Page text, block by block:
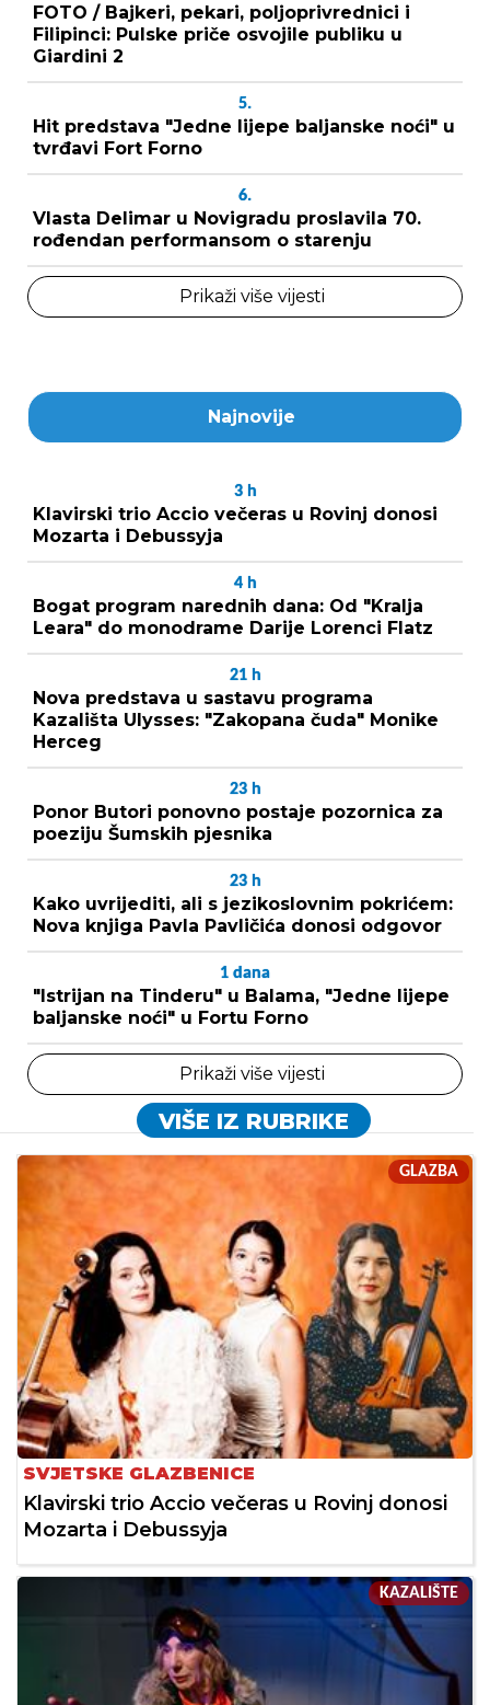
FOTO / Bajkeri, pekari, poljoprivrednici i
Filipinci: Pulske priče osvojile publiku u
Giardini 2
5.
Hit predstava "Jedne lijepe baljanske noći" u
tvrđavi Fort Forno
6.
Vlasta Delimar u Novigradu proslavila 70.
rođendan performansom o starenju
Prikaži više vijesti
Najnovije
3 h
Klavirski trio Accio večeras u Rovinj donosi
Mozarta i Debussyja
4 h
Bogat program narednih dana: Od "Kralja
Leara" do monodrame Darije Lorenci Flatz
21 h
Nova predstava u sastavu programa
Kazališta Ulysses: "Zakopana čuda" Monike
Herceg
23 h
Ponor Butori ponovno postaje pozornica za
poeziju Šumskih pjesnika
23 h
Kako uvrijediti, ali s jezikoslovnim pokrićem:
Nova knjiga Pavla Pavličića donosi odgovor
1 dana
"Istrijan na Tinderu" u Balama, "Jedne lijepe
baljanske noći" u Fortu Forno
Prikaži više vijesti
VIŠE IZ RUBRIKE
GLAZBA
SVJETSKE GLAZBENICE
Klavirski trio Accio večeras u Rovinj donosi
Mozarta i Debussyja
KAZALIŠTE